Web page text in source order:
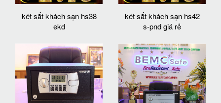
két sắt khách sạn hs38
ekd
két sắt khách sạn hs42
s-pnd giá rẻ